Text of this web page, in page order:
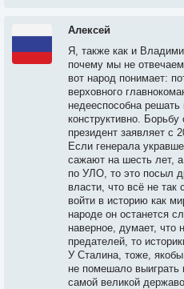
Алексей
Я, также как и
почему мы не
вот народ понимает:
верховного
недееспособна
конструктивно.
президент заявляет с
Если генерала
сажают на шесть лет,
по УЛО, то это посыл
власти, что всё не так
войти в историю как
народе он останется
наверное, думает, что
предателей, то
У Сталина, тоже,
не помешало выиграть
самой великой